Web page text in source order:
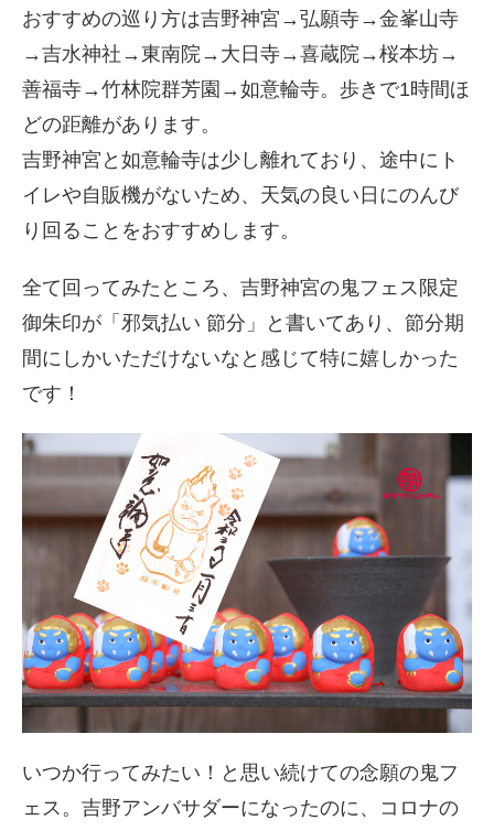
おすすめの巡り方は吉野神宮→弘願寺→金峯山寺
→吉水神社→東南院→大日寺→喜蔵院→桜本坊→
善福寺→竹林院群芳園→如意輪寺。歩きで1時間ほ
どの距離があります。
吉野神宮と如意輪寺は少し離れており、途中にト
イレや自販機がないため、天気の良い日にのんび
り回ることをおすすめします。
全て回ってみたところ、吉野神宮の鬼フェス限定
御朱印が「邪気払い 節分」と書いてあり、節分期
間にしかいただけないなと感じて特に嬉しかった
です！
いつか行ってみたい！と思い続けての念願の鬼フ
ェス。吉野アンバサダーになったのに、コロナの